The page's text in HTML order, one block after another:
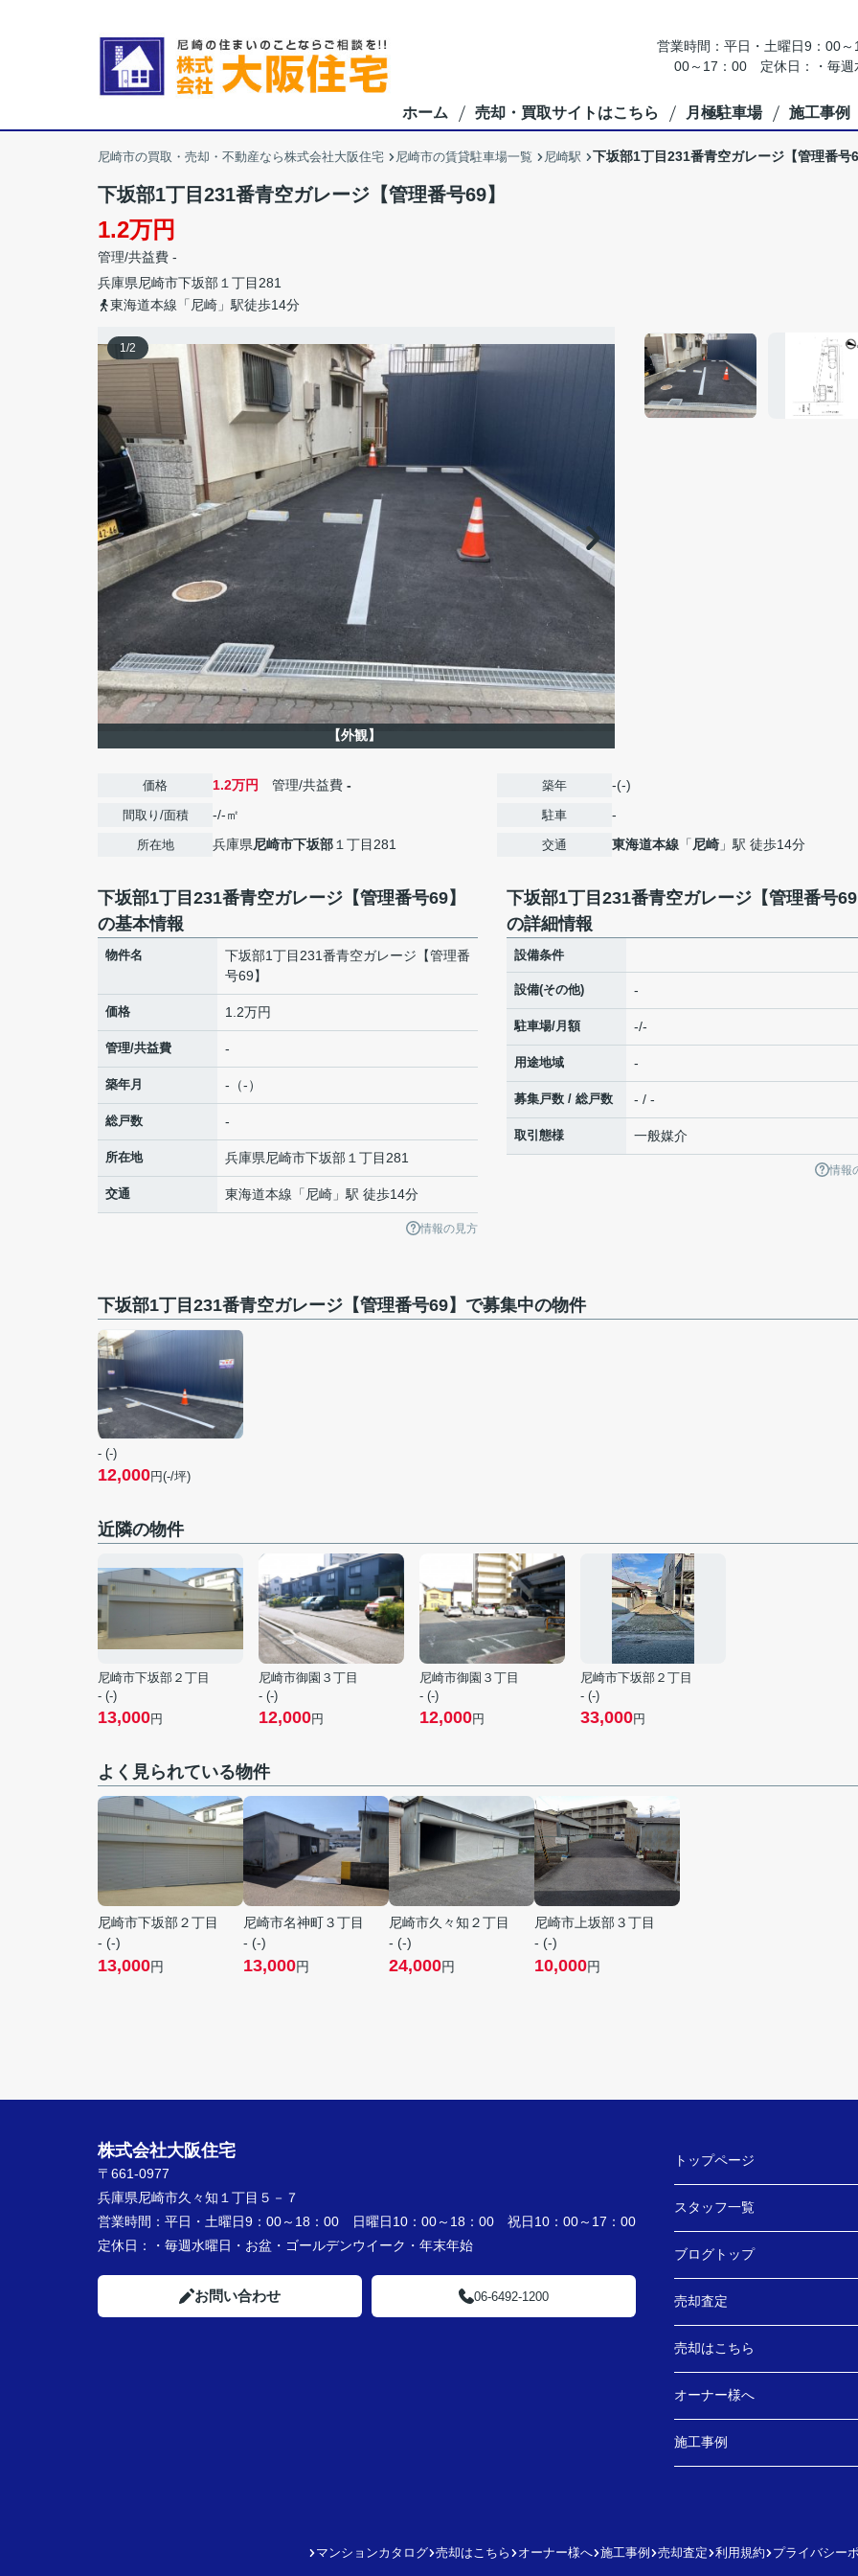
営業時間：平日・土曜日9：00
00～17：00 定休日：・毎週
ホーム 売却・買取サイトはこちら 月極駐車場 施工事例
尼崎市の買取・売却・不動産なら株式会社大阪住宅 尼崎市の賃貸駐車場一覧 尼崎駅 下坂部1丁目231番青空ガレージ【管理番号
下坂部1丁目231番青空ガレージ【管理番号69】
1.2万円
管理/共益費 -
兵庫県尼崎市下坂部 １丁目281
東海道本線「尼崎」駅徒歩14分
1/2
【外観】
価格 1.2万円 管理/共益費 -
間取り/面積 -/-㎡
所在地 兵庫県尼崎市下坂部 １丁目281
築年 -(-)
駐車 -
交通 東海道本線 「 尼崎 」駅 徒歩14分
下坂部1丁目231番青空ガレージ【管理番号69】
の基本情報
物件名
下坂部1丁目231番青空ガレージ【管理番
号69】
価格 1.2万円
管理/共益費 -
築年月 -（-）
総戸数 -
所在地 兵庫県尼崎市下坂部 １丁目281
交通 東海道本線 「 尼崎 」駅 徒歩14分
情報の見方
下坂部1丁目231番青空ガレージ【管理番号69
の詳細情報
設備条件
設備(その他) -
駐車場/月額 -/-
用途地域 -
募集戸数 / 総戸数 - / -
取引態様 一般媒介
情報
下坂部1丁目231番青空ガレージ【管理番号69】で募集中の物件
- (-)
12,000円(-/坪)
近隣の物件
尼崎市下坂部２丁目
- (-)
13,000円
尼崎市御園３丁目
- (-)
12,000円
尼崎市御園３丁目
- (-)
12,000円
尼崎市下坂部２丁目
- (-)
33,000円
よく見られている物件
尼崎市下坂部２丁目
- (-)
13,000円
尼崎市名神町３丁目
- (-)
13,000円
尼崎市久々知２丁目
- (-)
24,000円
尼崎市上坂部３丁目
- (-)
10,000円
株式会社大阪住宅
〒661-0977
兵庫県尼崎市久々知１丁目５－７
営業時間： 平日・土曜日9：00～18：00 日曜日10：00～18：00 祝日10：00～17：00
定休日：
・毎週水曜日・お盆・ゴールデンウイーク・年末年始
お問い合わせ 06-6492-1200
トップページ
スタッフ一覧
ブログトップ
売却査定
売却はこちら
オーナー様へ
施工事例
マンションカタログ 売却はこちら オーナー様へ 施工事例 売却査定 利用規約 プライバシー